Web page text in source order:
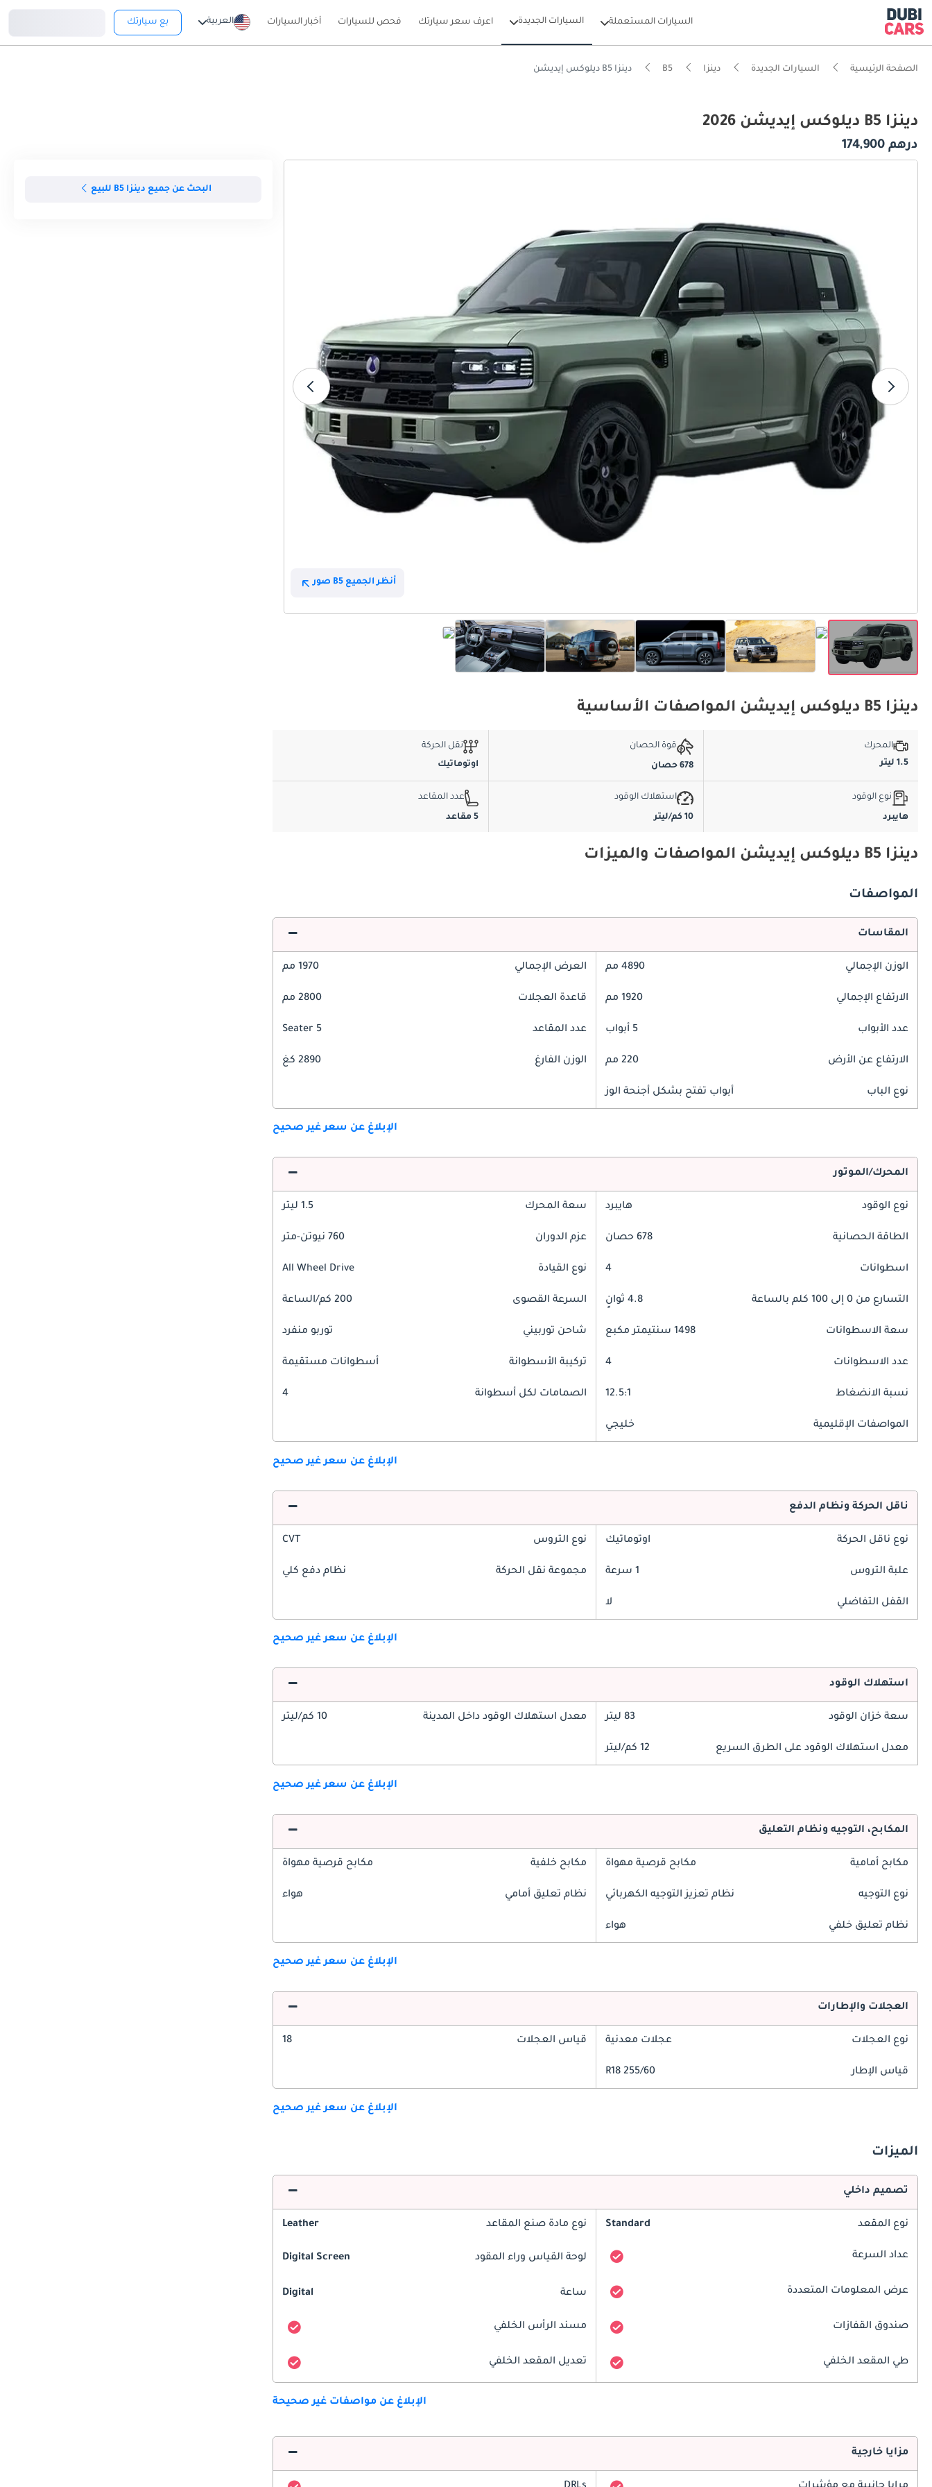
السيارات المستعملة السيارات الجديدة اعرف سعر سيارتك فحص للسيارات أخبار السيارات العربية بع سيارتك
الصفحة الرئيسية السيارات الجديدة دينزا B5 دينزا B5 ديلوكس إيديشن
دينزا B5 ديلوكس إيديشن 2026
درهم 174,900
أنظر الجميع B5 صور
البحث عن جميع دينزا B5 للبيع
دينزا B5 ديلوكس إيديشن المواصفات الأساسية
المحرك
1.5 ليتر
قوة الحصان
678 حصان
نقل الحركة
اوتوماتيك
نوع الوقود
هايبرد
استهلاك الوقود
10 كم/ليتر
عدد المقاعد
5 مقاعد
دينزا B5 ديلوكس إيديشن المواصفات والميزات
المواصفات
المقاسات
الوزن الإجمالي 4890 مم العرض الإجمالي 1970 مم
الارتفاع الإجمالي 1920 مم قاعدة العجلات 2800 مم
عدد الأبواب 5 أبواب عدد المقاعد 5 Seater
الارتفاع عن الأرض 220 مم الوزن الفارغ 2890 كغ
نوع الباب أبواب تفتح بشكل أجنحة الوز
الإبلاغ عن سعر غير صحيح
المحرك/الموتور
نوع الوقود هايبرد سعة المحرك 1.5 ليتر
الطاقة الحصانية 678 حصان عزم الدوران 760 نيوتن-متر
اسطوانات 4 نوع القيادة All Wheel Drive
التسارع من 0 إلى 100 كلم بالساعة 4.8 ثوانٍ السرعة القصوى 200 كم/الساعة
سعة الاسطوانات 1498 سنتيمتر مكبع شاحن توربيني توربو منفرد
عدد الاسطوانات 4 تركيبة الأسطوانة أسطوانات مستقيمة
نسبة الانضغاط 12.5:1 الصمامات لكل أسطوانة 4
المواصفات الإقليمية خليجي
الإبلاغ عن سعر غير صحيح
ناقل الحركة ونظام الدفع
نوع ناقل الحركة اوتوماتيك نوع التروس CVT
علبة التروس 1 سرعة مجموعة نقل الحركة نظام دفع كلي
القفل التفاضلي لا
الإبلاغ عن سعر غير صحيح
استهلاك الوقود
سعة خزان الوقود 83 ليتر معدل استهلاك الوقود داخل المدينة 10 كم/ليتر
معدل استهلاك الوقود على الطرق السريع 12 كم/ليتر
الإبلاغ عن سعر غير صحيح
المكابح، التوجيه ونظام التعليق
مكابح أمامية مكابح قرصية مهواة مكابح خلفية مكابح قرصية مهواة
نوع التوجيه نظام تعزيز التوجيه الكهربائي نظام تعليق أمامي هواء
نظام تعليق خلفي هواء
الإبلاغ عن سعر غير صحيح
العجلات والإطارات
نوع العجلات عجلات معدنية قياس العجلات 18
قياس الإطار 255/60 R18
الإبلاغ عن سعر غير صحيح
الميزات
تصميم داخلي
نوع المقعد Standard نوع مادة صنع المقاعد Leather
عداد السرعة لوحة القياس وراء المقود Digital Screen
عرض المعلومات المتعددة ساعة Digital
صندوق القفازات مسند الرأس الخلفي
طي المقعد الخلفي تعديل المقعد الخلفي
الإبلاغ عن مواصفات غير صحيحة
مزايا خارجية